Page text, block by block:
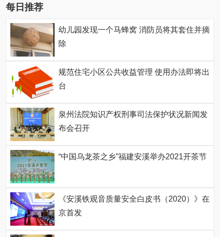
每日推荐
幼儿园发现一个马蜂窝 消防员将其套住并摘
除
规范住宅小区公共收益管理 使用办法即将出
台
泉州法院知识产权刑事司法保护状况新闻发
布会召开
“中国乌龙茶之乡”福建安溪举办2021开茶节
《安溪铁观音质量安全白皮书（2020）》在
京首发